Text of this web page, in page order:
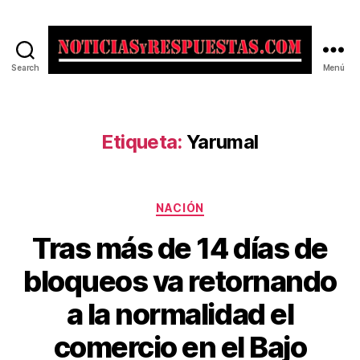
Search Menú
Etiqueta: Yarumal
Categorías
NACIÓN
Tras más de 14 días de
bloqueos va retornando
a la normalidad el
comercio en el Bajo